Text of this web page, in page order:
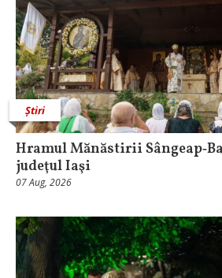
Știri
Hramul Mănăstirii
judeţul Iaşi
07 Aug, 2026